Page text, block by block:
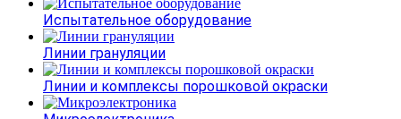
Испытательное оборудование
Линии грануляции
Линии и комплексы порошковой окраски